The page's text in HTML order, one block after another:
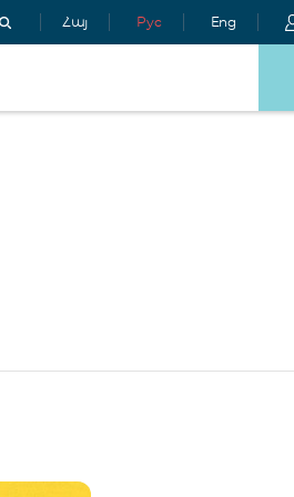
Հայ Рус Eng